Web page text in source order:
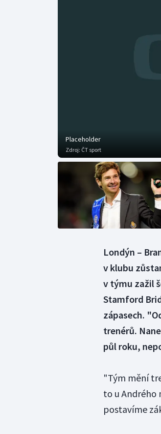
Placeholder
Zdroj: ČT sport
Londýn –
v klubu
v týmu zažil
Stamford
zápasech.
trenérů.
půl roku,
"Tým mění
to u Andrého
postavíme